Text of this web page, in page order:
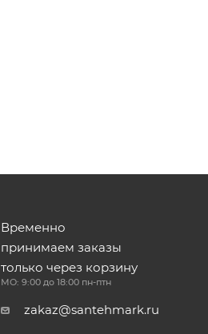
Временно
принимаем заказы
только через корзину
МО: 9:00 до 18:00 пн-птн
zakaz@santehmark.ru